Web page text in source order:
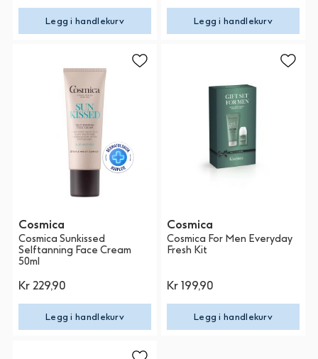
Legg i handlekurv Legg i handlekurv
Cosmica
Cosmica Sunkissed
Selftanning Face Cream
50ml
Kr 229,90
Legg i handlekurv
Cosmica
Cosmica For Men Everyday
Fresh Kit
Kr 199,90
Legg i handlekurv